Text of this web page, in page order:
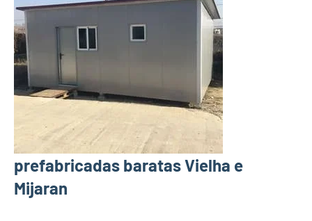
prefabricadas baratas Vielha e
Mijaran